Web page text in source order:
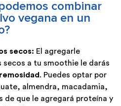
combinar
vegana en un
secos: El agregarle
a tu smoothie le darás
. Puedes optar por
almendra, macadamia,
de que le agregará proteína y